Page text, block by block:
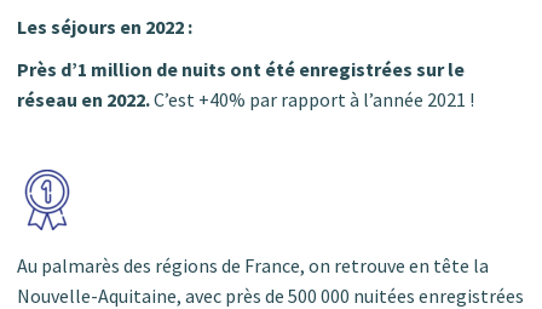
Les séjours en 2022 :
Près d’1 million de nuits ont été enregistrées sur le
réseau en 2022.C’est +40% par rapport à l’année 2021 !
Au palmarès des régions de France, on retrouve en tête la
Nouvelle-Aquitaine, avec près de 500 000 nuitées enregistrées